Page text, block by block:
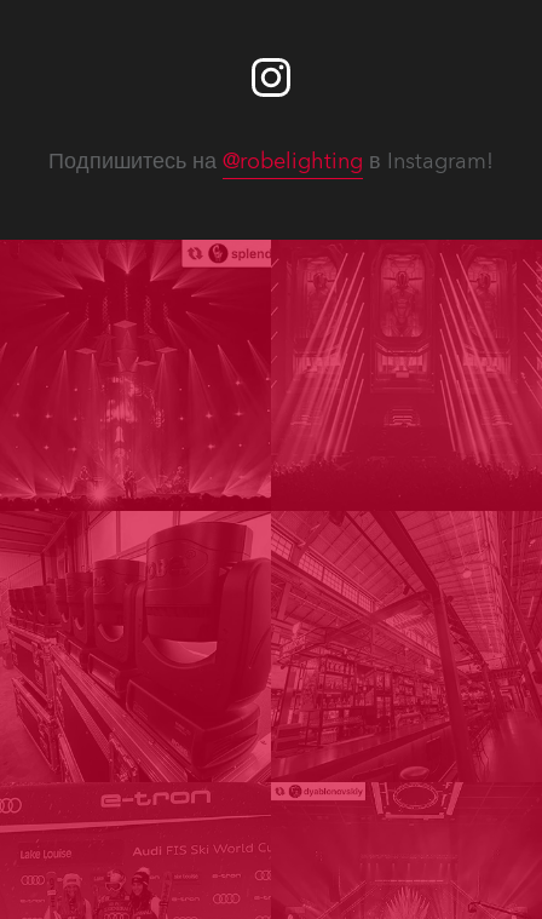
Подпишитесь на @robelighting в Instagram!